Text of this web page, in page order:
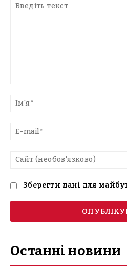
текст
Зберегти дані для
Останні новини